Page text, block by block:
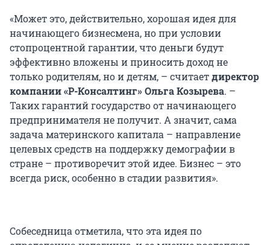
«Может это, действительно, хорошая идея для
начинающего бизнесмена, но при условии
стопроцентной гарантии, что деньги будут
эффективно вложены и приносить доход не
только родителям, но и детям, – считаетдиректор
компании «Р-Консалтинг» Ольга Козырева. –
Таких гарантий государство от начинающего
предпринимателя не получит. А значит, сама
задача материнского капитала – направление
целевых средств на поддержку демографии в
стране – противоречит этой идее. Бизнес – это
всегда риск, особенно в стадии развития».
Собеседница отметила, что эта идея по